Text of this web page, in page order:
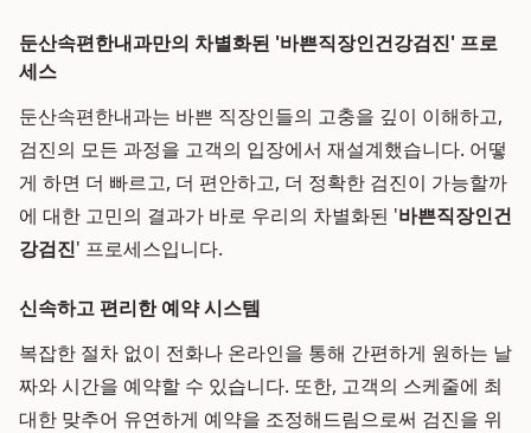
둔산속편한내과만의 차별화된 '바쁜직장인건강검진' 프로
세스
둔산속편한내과는 바쁜 직장인들의 고충을 깊이 이해하고,
검진의 모든 과정을 고객의 입장에서 재설계했습니다. 어떻
게 하면 더 빠르고, 더 편안하고, 더 정확한 검진이 가능할까
에 대한 고민의 결과가 바로 우리의 차별화된 '바쁜직장인건
강검진' 프로세스입니다.
신속하고 편리한 예약 시스템
복잡한 절차 없이 전화나 온라인을 통해 간편하게 원하는 날
짜와 시간을 예약할 수 있습니다. 또한, 고객의 스케줄에 최
대한 맞추어 유연하게 예약을 조정해드림으로써 검진을 위